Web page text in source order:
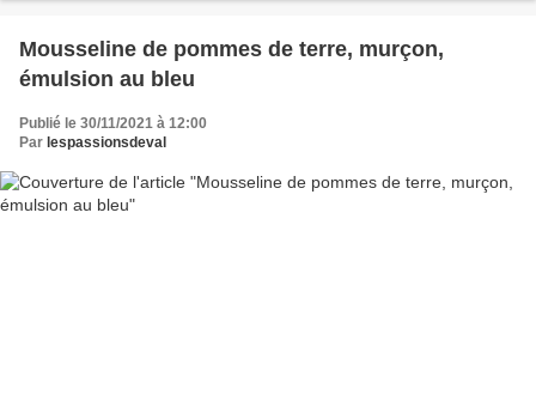
Mousseline de pommes de terre, murçon,
émulsion au bleu
Publié le 30/11/2021 à 12:00
Par lespassionsdeval